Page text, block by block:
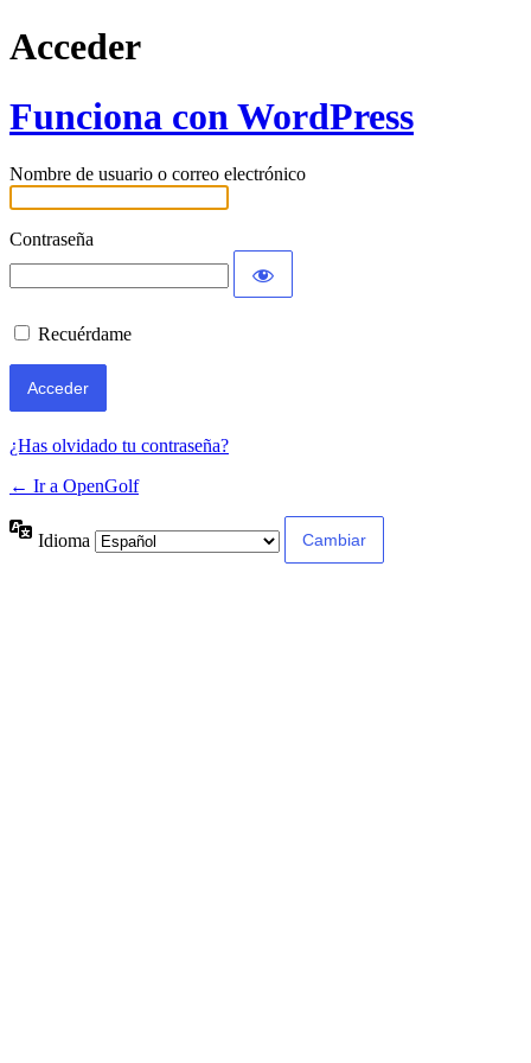
Acceder
Funciona con WordPress
Nombre de usuario o correo electrónico
Contraseña
Recuérdame
¿Has olvidado tu contraseña?
← Ir a OpenGolf
Idioma